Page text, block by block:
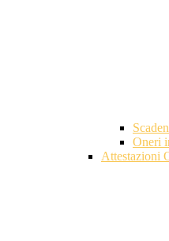
Oneri
Attestazioni